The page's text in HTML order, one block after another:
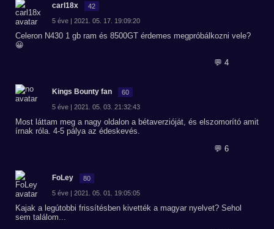
carl18x 42
5 éve | 2021. 05. 17. 19:09:20
Celeron N430 1 gb ram és 8500GT érdemes megpróbálkozni vele?
😀
💬 4
Kings Bounty fan 60
5 éve | 2021. 05. 03. 21:32:43
Most láttam meg a nagy oldalon a bétaverzióját, és elszomorító amit
írnak róla. 4-5 pálya az édeskevés.
💬 6
FoLey 80
5 éve | 2021. 05. 01. 19:05:05
Kajak a legútobbi frissítésben kivették a magyar nyelvet? Sehol
sem találom...